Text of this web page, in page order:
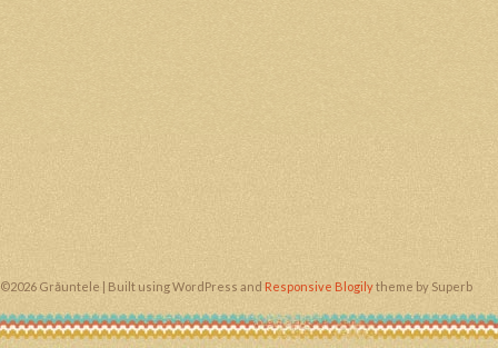
©2026 Grăuntele | Built using WordPress and Responsive Blogilytheme by Superb